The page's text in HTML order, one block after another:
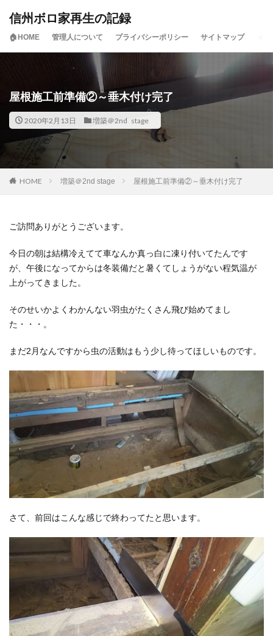
信州ボロ家再生の記録
🏠HOME 管理人について プライバシーポリシー サイトマップ
屋根施工前準備②～垂木付け完了
2020年2月13日 増築＠2nd stage
HOME 増築＠2nd stage 屋根施工前準備②～垂木付け完了
ご訪問ありがとうございます。
今日の朝は結構冷えてて車なんか真っ白に凍り付いてたんです
が、午後になってからは冬装備だと暑くてしょうがない程気温が
上がってきました。
そのせいかよくわかんない羽虫がたくさん飛び始めてまし
た・・・。
まだ2月なんですから虫の活動はもう少し待ってほしいものです。
さて、前回はこんな感じで終わってたと思います。